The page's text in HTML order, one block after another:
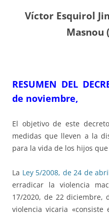
Víctor Esquirol
Masnou
RESUMEN DEL
de noviembre,
El objetivo de este
medidas que lleven a la
para la vida de los hijos
La Ley 5/2008, de 24 de
erradicar la violencia
17/2020, de 22
violencia vicaria